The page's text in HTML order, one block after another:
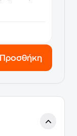
Προσθήκη